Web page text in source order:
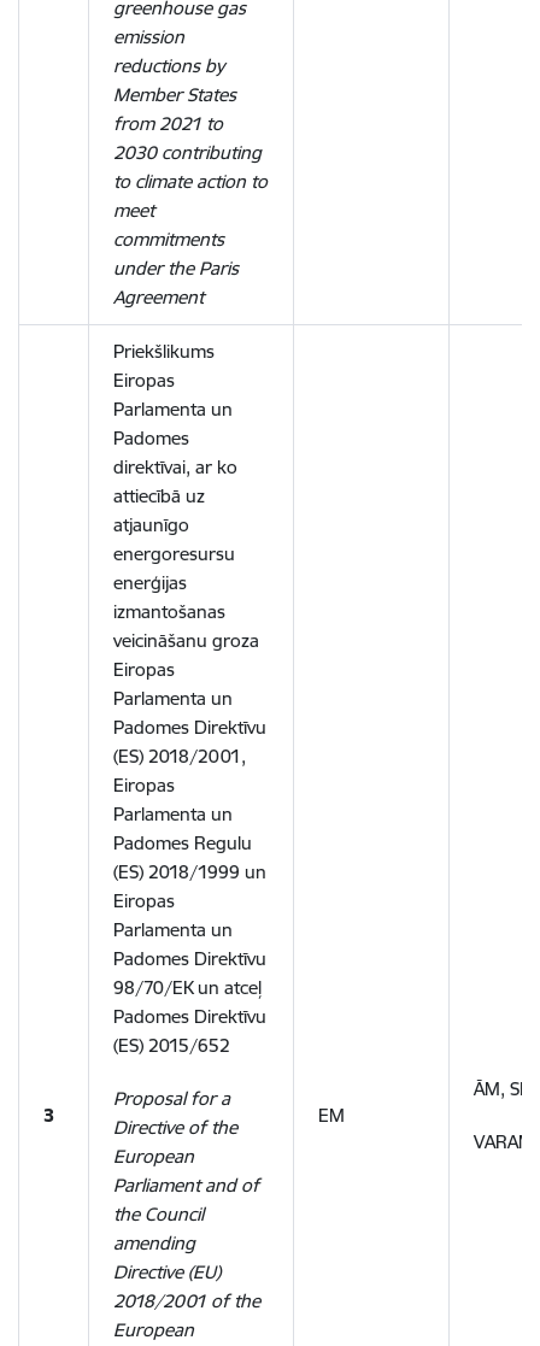
greenhouse gas
emission
reductions by
Member States
from 2021 to
2030 contributing
to climate action to
meet
commitments
under the Paris
Agreement
3
Priekšlikums
Eiropas
Parlamenta un
Padomes
direktīvai, ar ko
attiecībā uz
atjaunīgo
energoresursu
enerģijas
izmantošanas
veicināšanu groza
Eiropas
Parlamenta un
Padomes Direktīvu
(ES) 2018/2001,
Eiropas
Parlamenta un
Padomes Regulu
(ES) 2018/1999 un
Eiropas
Parlamenta un
Padomes Direktīvu
98/70/EK un atceļ
Padomes Direktīvu
(ES) 2015/652
Proposal for a
Directive of the
European
Parliament and of
the Council
amending
Directive (EU)
2018/2001 of the
European
EM
ĀM, SM,